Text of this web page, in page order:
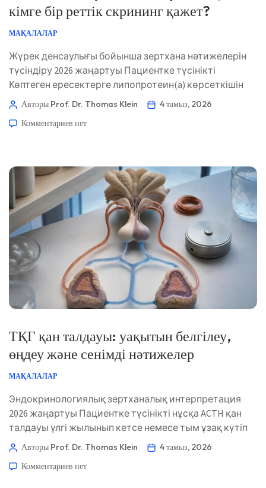
кімге бір реттік скрининг қажет?
МАҚАЛАЛАР
Жүрек денсаулығы бойынша зертхана нәтижелерін
түсіндіру 2026 жаңартуы Пациентке түсінікті
Көптеген ересектерге липопротеин(a) көрсеткішін
бір рет өлшеу керек, әсіресе жүрек ауруы ерте
отбасылық жоғары холестерин, қолқа
адамдарға. Нәтиже әдетте жыл сайын қайта
тексеруді қажет етпейді; ол біз оны […]
Авторы Prof. Dr. Thomas Klein
4 тамыз, 2026
Комментариев нет
ТҚГ қан талдауы: уақытын белгілеу,
өңдеу және сенімді нәтижелер
МАҚАЛАЛАР
Эндокринологиялық зертханалық интерпретация
2026 жаңартуы Пациентке түсінікті нұсқа ACTH қан
талдауы үлгі жылынып кетсе немесе тым ұзақ күтіп
тұрса, жалған түрде төмен болып көрінуі мүмкін, ал
уақытында алынған талдаудан кейін физиологиялық
Авторы Prof. Dr. Thomas Klein
4 тамыз, 2026
Комментариев нет